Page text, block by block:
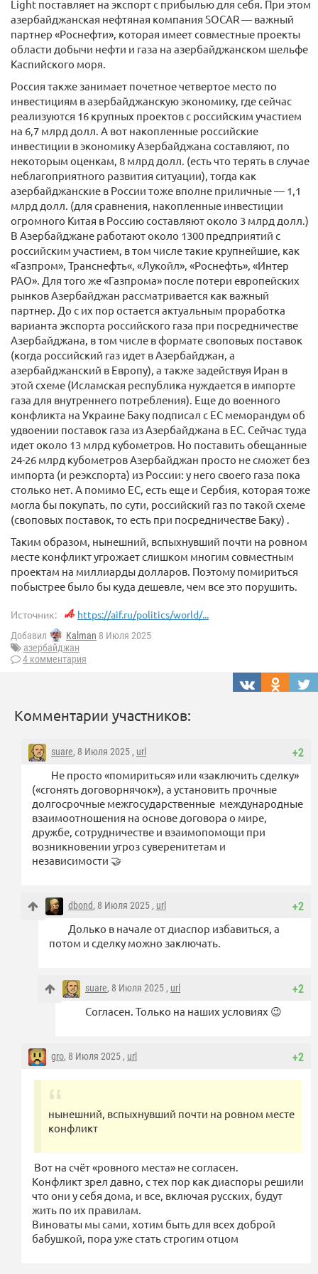
Light поставляет на экспорт с прибылью для себя. При этом
азербайджанская нефтяная компания SOCAR — важный
партнер «Роснефти», которая имеет совместные проекты
области добычи нефти и газа на азербайджанском шельфе
Каспийского моря.
Россия также занимает почетное четвертое место по
инвестициям в азербайджанскую экономику, где сейчас
реализуются 16 крупных проектов с российским участием
на 6,7 млрд долл. А вот накопленные российские
инвестиции в экономику Азербайджана составляют, по
некоторым оценкам, 8 млрд долл. (есть что терять в случае
неблагоприятного развития ситуации), тогда как
азербайджанские в России тоже вполне приличные — 1,1
млрд долл. (для сравнения, накопленные инвестиции
огромного Китая в Россию составляют около 3 млрд долл.)
В Азербайджане работают около 1300 предприятий с
российским участием, в том числе такие крупнейшие, как
«Газпром», Транснефть«, «Лукойл», «Роснефть», «Интер
РАО». Для того же «Газпрома» после потери европейских
рынков Азербайджан рассматривается как важный
партнер. До с их пор остается актуальным проработка
варианта экспорта российского газа при посредничестве
Азербайджана, в том числе в формате своповых поставок
(когда российский газ идет в Азербайджан, а
азербайджанский в Европу), а также задействуя Иран в
этой схеме (Исламская республика нуждается в импорте
газа для внутреннего потребления). Еще до военного
конфликта на Украине Баку подписал с ЕС меморандум об
удвоении поставок газа из Азербайджана в ЕС. Сейчас туда
идет около 13 млрд кубометров. Но поставить обещанные
24-26 млрд кубометров Азербайджан просто не сможет без
импорта (и реэкспорта) из России: у него своего газа пока
столько нет. А помимо ЕС, есть еще и Сербия, которая тоже
могла бы покупать, по сути, российский газ по такой схеме
(своповых поставок, то есть при посредничестве Баку) .
Таким образом, нынешний, вспыхнувший почти на ровном
месте конфликт угрожает слишком многим совместным
проектам на миллиарды долларов. Поэтому помириться
побыстрее было бы куда дешевле, чем все это порушить.
Источник: https://aif.ru/politics/world/...
Добавил Kalman 8 Июля 2025
азербайджан
4 комментария
Комментарии участников:
+2
suare, 8 Июля 2025 , url
Не просто «помириться» или «заключить сделку»
(«сгонять договорнячок»), а установить прочные
долгосрочные межгосударственные международные
взаимоотношения на основе договора о мире,
дружбе, сотрудничестве и взаимопомощи при
возникновении угроз суверенитетам и
независимости 🤝
+2
dbond, 8 Июля 2025 , url
Долько в начале от диаспор избавиться, а
потом и сделку можно заключать.
+2
suare, 8 Июля 2025 , url
Согласен. Только на наших условиях 😉
+2
gro, 8 Июля 2025 , url
нынешний, вспыхнувший почти на ровном месте
конфликт
Вот на счёт «ровного места» не согласен.
Конфликт зрел давно, с тех пор как диаспоры решили
что они у себя дома, и все, включая русских, будут
жить по их правилам.
Виноваты мы сами, хотим быть для всех доброй
бабушкой, пора уже стать строгим отцом